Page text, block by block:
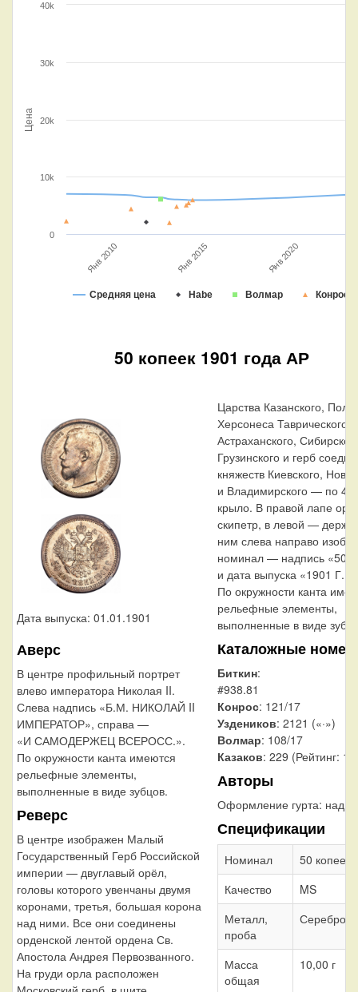
Цена
Средняя цена Habe Волмар Конрос
Янв 2010 Янв 2015 Янв 2020
0
10k
20k
30k
40k
50 копеек 1901 года АР
Дата выпуска: 01.01.1901
Аверс
В центре профильный портрет
влево императора Николая II.
Слева надпись «Б.М. НИКОЛАЙ II
ИМПЕРАТОР», справа —
«И САМОДЕРЖЕЦ ВСЕРОСС.».
По окружности канта имеются
рельефные элементы,
выполненные в виде зубцов.
Реверс
В центре изображен Малый
Государственный Герб Российской
империи — двуглавый орёл,
головы которого увенчаны двумя
коронами, третья, большая корона
над ними. Все они соединены
орденской лентой ордена Св.
Апостола Андрея Первозванного.
На груди орла расположен
Царства Казанского,
Херсонеса Таврического,
Астраханского,
Грузинского и герб
княжеств Киевского,
и Владимирского — по 4
крыло. В правой лапе
скипетр, в левой —
ним слева направо
номинал — надпись «50
и дата выпуска «1901 Г.».
По окружности канта
рельефные элементы,
выполненные в виде
Каталожные
Биткин:
#938.81
Конрос: 121/17
Уздеников: 2121 («·»)
Волмар: 108/17
Казаков: 229 (Рейтинг:
Авторы
Оформление гурта:
Спецификации
Номинал
50 копеек
Качество
MS
Металл,
проба
Серебро
Масса
общая
10,00 г